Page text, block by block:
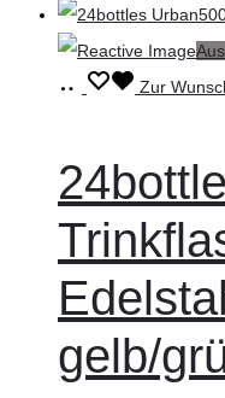
Weiterlesen
Zur
gelb/